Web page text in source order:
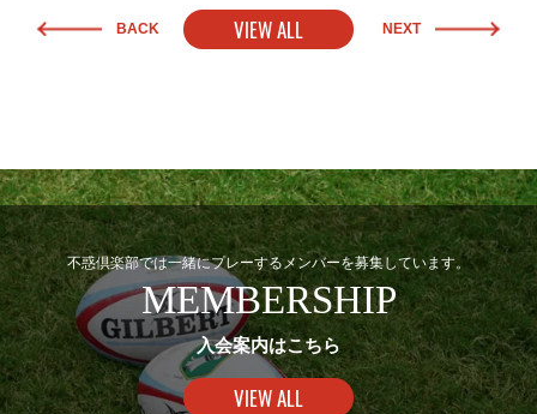
BACK VIEW ALL NEXT
不惑倶楽部では一緒にプレーするメンバーを募集しています。
MEMBERSHIP
入会案内はこちら
VIEW ALL